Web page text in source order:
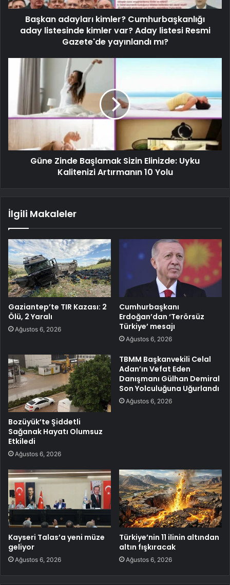
Başkan adayları kimler? Cumhurbaşkanlığı
aday listesinde kimler var? Aday listesi Resmi
Gazete'de yayınlandı mı?
Güne Zinde Başlamak Sizin Elinizde: Uyku
Kalitenizi Artırmanın 10 Yolu
İlgili Makaleler
Gaziantep’te TIR Kazası: 2
Ölü, 2 Yaralı
Ağustos 6, 2026
Cumhurbaşkanı
Erdoğan’dan ‘Terörsüz
Türkiye’ mesajı
Ağustos 6, 2026
Bozüyük’te Şiddetli
Sağanak Hayatı Olumsuz
Etkiledi
Ağustos 6, 2026
TBMM Başkanvekili Celal
Adan’ın Vefat Eden
Danışmanı Gülhan Demiral
Son Yolculuğuna Uğurlandı
Ağustos 6, 2026
Kayseri Talas’a yeni müze
geliyor
Ağustos 6, 2026
Türkiye’nin 11 ilinin altından
altın fışkıracak
Ağustos 6, 2026